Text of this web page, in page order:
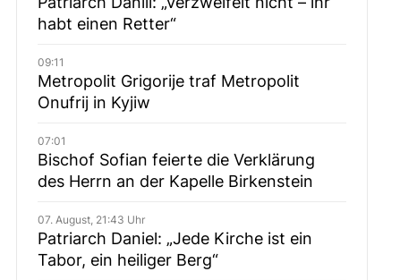
habt einen Retter“
09:11
Metropolit Grigorije traf Metropolit
Onufrij in Kyjiw
07:01
Bischof Sofian feierte die Verklärung
des Herrn an der Kapelle Birkenstein
07. August, 21:43 Uhr
Patriarch Daniel: „Jede Kirche ist ein
Tabor, ein heiliger Berg“